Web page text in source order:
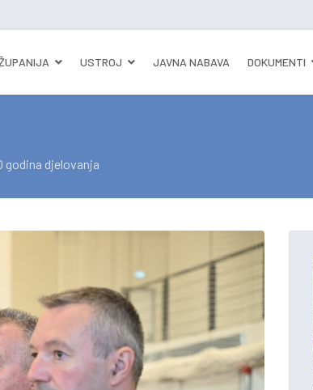
USTROJ JAVNA NABAVA DOKUMENTI
godina djelovanja